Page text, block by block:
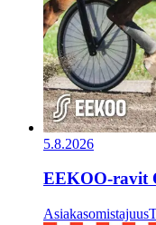
5.8.2026
EEKOO-ravit
Asiakasomistajuus